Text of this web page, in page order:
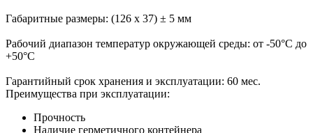
Габаритные размеры: (126 x 37) ± 5 мм
Рабочий диапазон температур окружающей среды: от -50°С до
+50°С
Гарантийный срок хранения и эксплуатации: 60 мес.
Преимущества при эксплуатации:
Прочность
Наличие герметичного контейнера